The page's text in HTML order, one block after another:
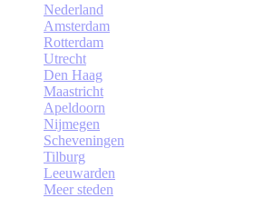
Nederland
Amsterdam
Rotterdam
Utrecht
Den Haag
Maastricht
Apeldoorn
Nijmegen
Scheveningen
Tilburg
Leeuwarden
Meer steden